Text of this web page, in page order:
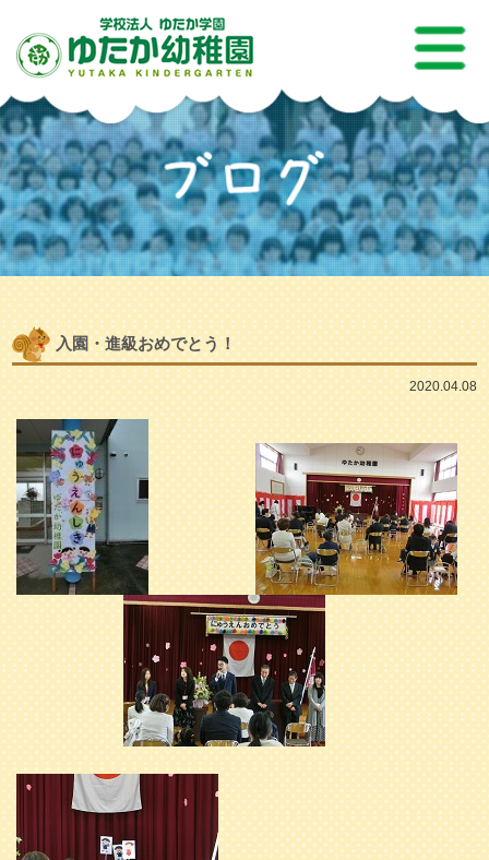
入園・進級おめでとう！
2020.04.08